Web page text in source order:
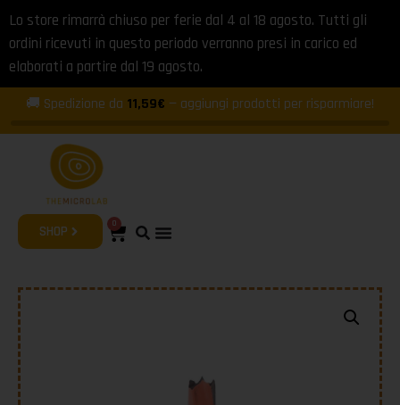
Lo store rimarrà chiuso per ferie dal 4 al 18 agosto. Tutti gli
ordini ricevuti in questo periodo verranno presi in carico ed
elaborati a partire dal 19 agosto.
🚚 Spedizione da 11,59€ — aggiungi prodotti per risparmiare!
SHOP 0